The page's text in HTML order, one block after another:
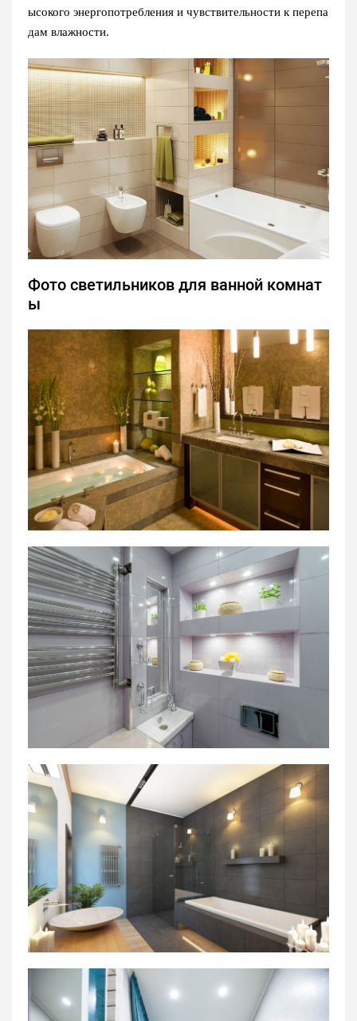
ысокого энергопотребления и чувствительности к перепа
дам влажности.
Фото светильников для ванной комнат
ы